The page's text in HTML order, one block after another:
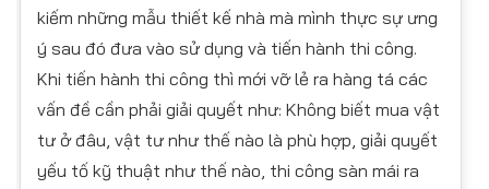
kiếm những mẫu thiết kế nhà mà mình thực sự ưng
ý sau đó đưa vào sử dụng và tiến hành thi công.
Khi tiến hành thi công thì mới vỡ lẻ ra hàng tá các
vấn đề cần phải giải quyết như: Không biết mua vật
tư ở đâu, vật tư như thế nào là phù hợp, giải quyết
yếu tố kỹ thuật như thế nào, thi công sàn mái ra